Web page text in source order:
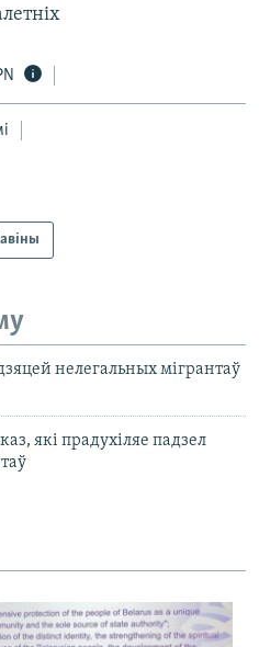
нелегальных мігрантаў
які прадухіляе падзел